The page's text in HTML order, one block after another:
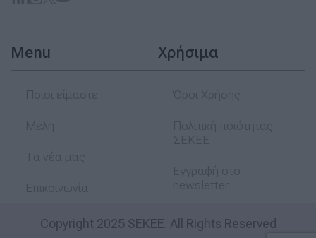
Menu Χρήσιμα
Copyright 2025 SEKEE. All Rights Reserved